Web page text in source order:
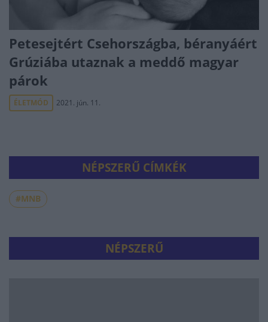
Petesejtért Csehországba, béranyáért
Grúziába utaznak a meddő magyar
párok
ÉLETMÓD 2021. jún. 11.
NÉPSZERŰ CÍMKÉK
#MNB
NÉPSZERŰ